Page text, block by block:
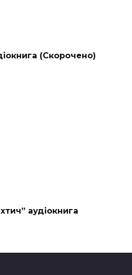
(Скорочено)
аудіокнига